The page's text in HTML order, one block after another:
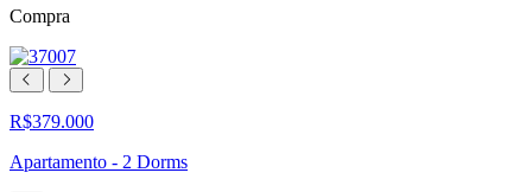
Compra
R$379.000
Apartamento - 2 Dorms